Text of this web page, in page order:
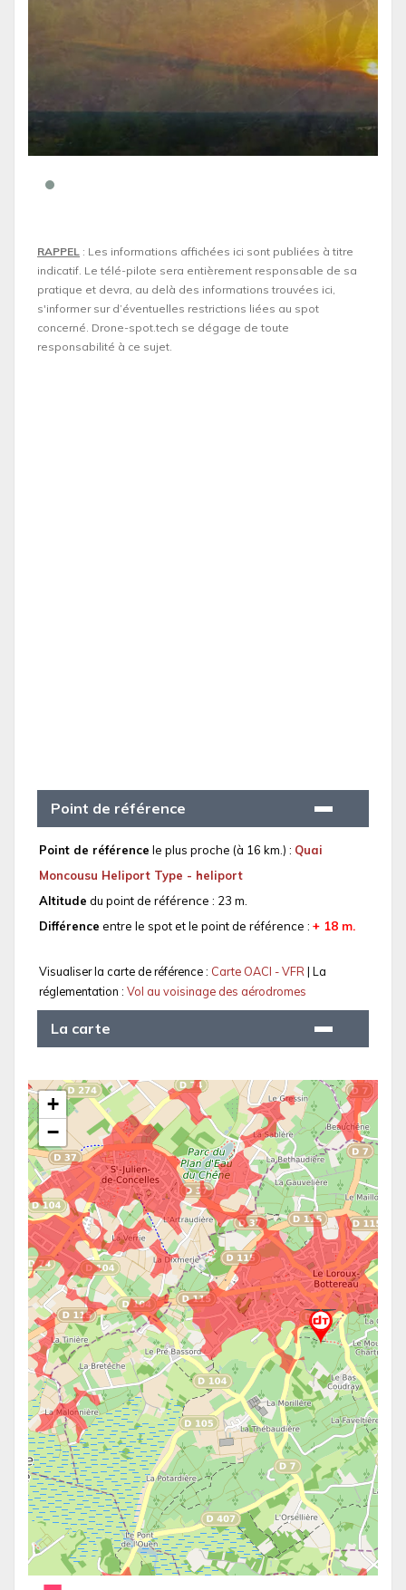
RAPPEL : Les informations affichées ici sont publiées à titre
indicatif. Le télé-pilote sera entièrement responsable de sa
pratique et devra, au delà des informations trouvées ici,
s'informer sur d’éventuelles restrictions liées au spot
concerné. Drone-spot.tech se dégage de toute
responsabilité à ce sujet.
Point de référence
Point de référence le plus proche (à 16 km.) : Quai
Moncousu Heliport Type - heliport
Altitude du point de référence : 23 m.
Différence entre le spot et le point de référence : + 18 m.
Visualiser la carte de référence : Carte OACI - VFR| La
réglementation : Vol au voisinage des aérodromes
La carte